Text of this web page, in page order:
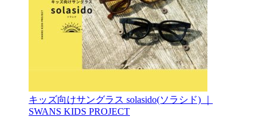
キッズ向けサングラス solasido(ソラシド) ｜
SWANS KIDS PROJECT